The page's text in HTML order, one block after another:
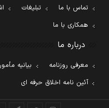
تماس با ما تبلیغات
همکاری با ما
درباره ما
معرفی روزنامه
بیانیه
آئین نامه اخلاق حرفه ای